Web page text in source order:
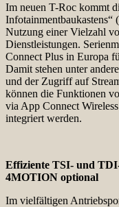
Im neuen T-Roc kommt
Nutzung einer Vielzahl
Dienstleistungen.
Connect Plus in Europa
Damit stehen unter
und der Zugriff auf
können die Funktionen
via App Connect
integriert werden.
Effiziente TSI- und
4MOTION optional
Im vielfältigen